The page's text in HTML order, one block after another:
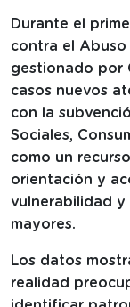
Durante el
contra el Abuso
gestionado por
casos nuevos
con la
Sociales,
como un
orientación y
vulnerabilidad y
mayores.
Los datos
realidad